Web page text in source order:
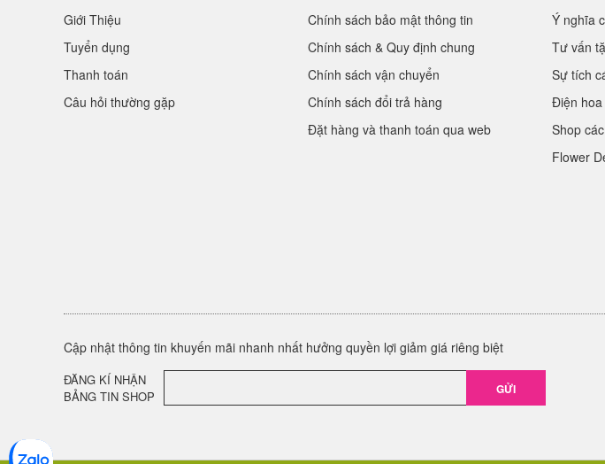
Giới Thiệu
Tuyển dụng
Thanh toán
Câu hỏi thường gặp
Chính sách bảo mật thông tin
Chính sách & Quy định chung
Chính sách vận chuyển
Chính sách đổi trả hàng
Đặt hàng và thanh toán qua web
Ý nghĩa
Tư vấn
Sự tích
Điện
Shop
Flower
Cập nhật thông tin khuyến mãi nhanh nhất hưởng quyền lợi giảm giá riêng biệt
ĐĂNG KÍ NHẬN
BẢNG TIN SHOP
GỬI